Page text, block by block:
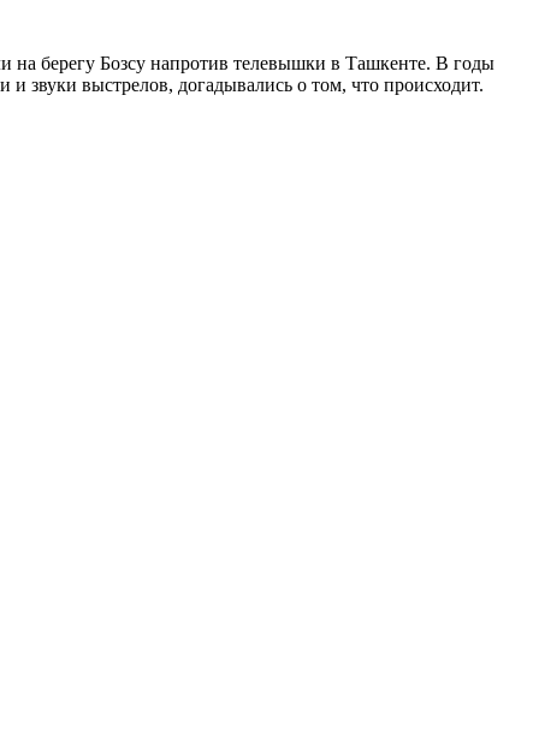
на берегу Бозсу напротив телевышки в Ташкенте. В годы
звуки выстрелов, догадывались о том, что происходит.